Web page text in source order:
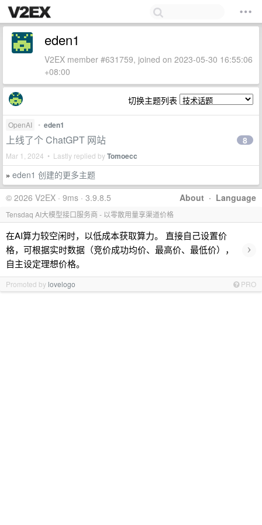
eden1
V2EX member #631759, joined on 2023-05-30 16:55:06
+08:00
切换主题列表
OpenAI • eden1
上线了个 ChatGPT 网站
Mar 1, 2024 • Lastly replied byTomoecc
8
» eden1 创建的更多主题
About · Language
© 2026 V2EX · 9ms · 3.9.8.5
Tensdaq AI大模型接口服务商 - 以零散用量享渠道价格
在AI算力较空闲时，以低成本获取算力。 直接自己设置价
格，可根据实时数据（竞价成功均价、最高价、最低价），
自主设定理想价格。
›
Promoted bylovelogo PRO